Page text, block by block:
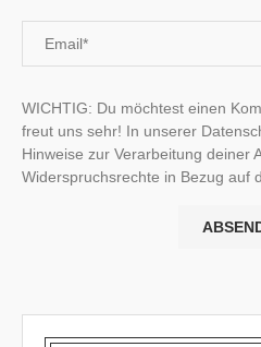
WICHTIG: Du möchtest einen
freut uns sehr! In unserer
Hinweise zur Verarbeitung deiner
Widerspruchsrechte in Bezug auf